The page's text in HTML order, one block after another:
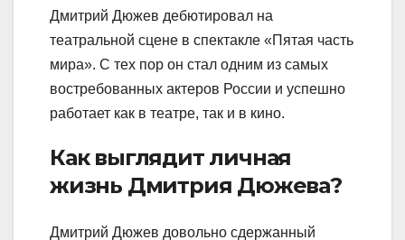
Дмитрий Дюжев дебютировал на
театральной сцене в спектакле «Пятая часть
мира». С тех пор он стал одним из самых
востребованных актеров России и успешно
работает как в театре, так и в кино.
Как выглядит личная
жизнь Дмитрия Дюжева?
Дмитрий Дюжев довольно сдержанный